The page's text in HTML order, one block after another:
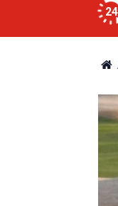
24
yönlendirdiği